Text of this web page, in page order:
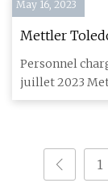
May 16, 2023
Mettler
de gestion
Personnel
juillet 2023
présente une
1